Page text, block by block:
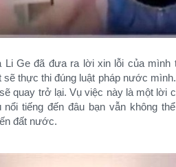
Li Ge đã đưa ra lời xin lỗi của mình
thực thi đúng luật pháp nước
quay trở lại. Vụ việc này là một lời
nổi tiếng đến đâu bạn vẫn không
đất nước.